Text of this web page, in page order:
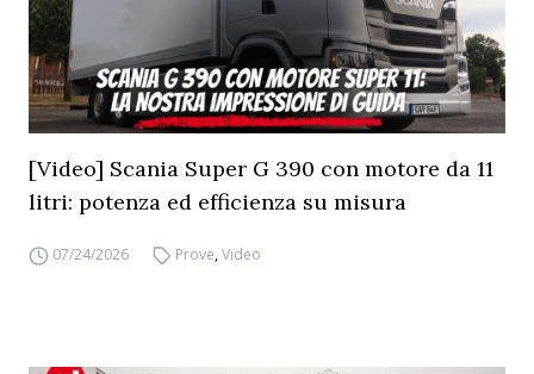
[Video] Scania Super G 390 con motore da 11
litri: potenza ed efficienza su misura
07/24/2026 Prove,Video